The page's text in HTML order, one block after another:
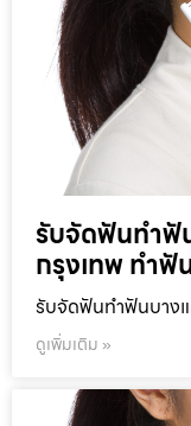
รับจัดฟันทำฟั
กรุงเทพ ทำ
รับจัดฟันทำฟันบาง
ดูเพิ่มเติม »